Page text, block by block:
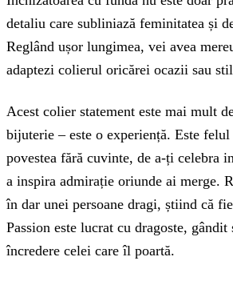
detaliu care subliniază feminitatea și
Reglând ușor lungimea, vei avea
adaptezi colierul oricărei ocazii sau
Acest colier statement este mai mult
bijuterie – este o experiență. Este
povestea fără cuvinte, de a-ți celebra
a inspira admirație oriunde ai merge.
în dar unei persoane dragi, știind că
Passion este lucrat cu dragoste, gândit
încredere celei care îl poartă.